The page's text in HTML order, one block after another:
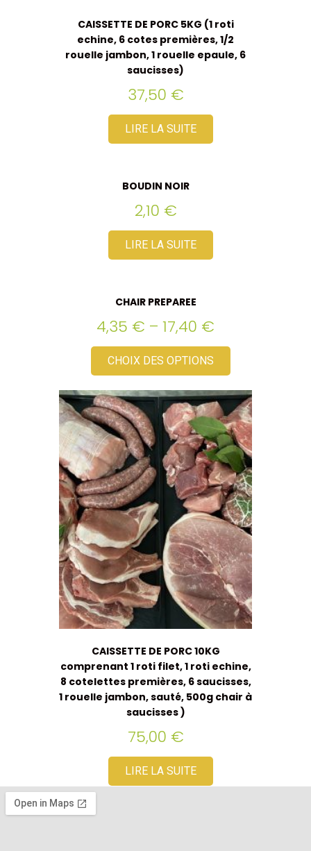
CAISSETTE DE PORC 5KG (1 roti
echine, 6 cotes premières, 1/2
rouelle jambon, 1 rouelle epaule, 6
saucisses)
37,50 €
LIRE LA SUITE
BOUDIN NOIR
2,10 €
LIRE LA SUITE
CHAIR PREPAREE
4,35 € – 17,40 €
CHOIX DES OPTIONS
CAISSETTE DE PORC 10KG
comprenant 1 roti filet, 1 roti echine,
8 cotelettes premières, 6 saucisses,
1 rouelle jambon, sauté, 500g chair à
saucisses )
75,00 €
LIRE LA SUITE